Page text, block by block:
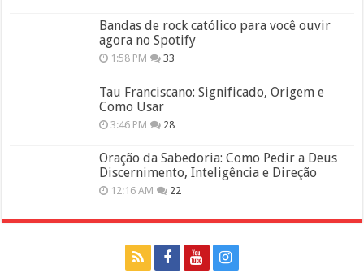
Bandas de rock católico para você ouvir
agora no Spotify
1:58 PM 33
Tau Franciscano: Significado, Origem e
Como Usar
3:46 PM 28
Oração da Sabedoria: Como Pedir a Deus
Discernimento, Inteligência e Direção
12:16 AM 22